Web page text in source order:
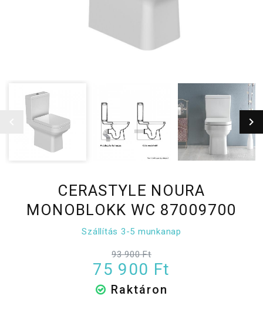
CERASTYLE NOURA
MONOBLOKK WC 87009700
Szállítás 3-5 munkanap
93 900 Ft
75 900 Ft
Raktáron